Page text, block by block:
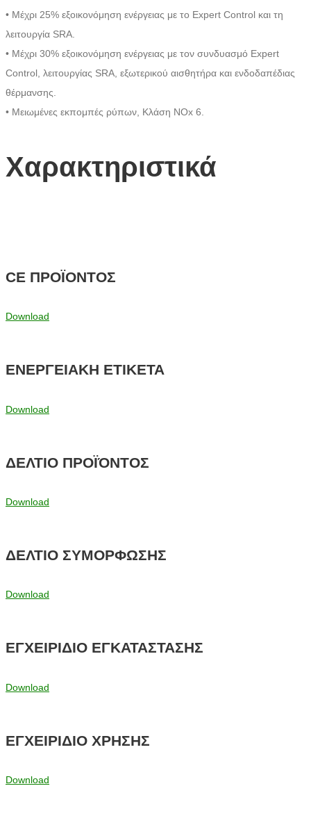
• Μέχρι 25% εξοικονόμηση ενέργειας με το Expert Control και τη
λειτουργία SRA.
• Μέχρι 30% εξοικονόμηση ενέργειας με τον συνδυασμό Expert
Control, λειτουργίας SRA, εξωτερικού αισθητήρα και ενδοδαπέδιας
θέρμανσης.
• Μειωμένες εκπομπές ρύπων, Κλάση NOx 6.
Χαρακτηριστικά
CE ΠΡΟΪΟΝΤΟΣ
Download
ΕΝΕΡΓΕΙΑΚΗ ΕΤΙΚΕΤΑ
Download
ΔΕΛΤΙΟ ΠΡΟΪΌΝΤΟΣ
Download
ΔΕΛΤΙΟ ΣΥΜΟΡΦΩΣΗΣ
Download
ΕΓΧΕΙΡΙΔΙΟ ΕΓΚΑΤΑΣΤΑΣΗΣ
Download
ΕΓΧΕΙΡΙΔΙΟ ΧΡΗΣΗΣ
Download